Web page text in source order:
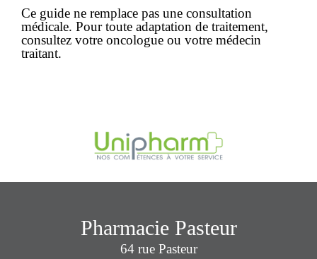
Ce guide ne remplace pas une consultation
médicale. Pour toute adaptation de traitement,
consultez votre oncologue ou votre médecin
traitant.
Pharmacie Pasteur
64 rue Pasteur